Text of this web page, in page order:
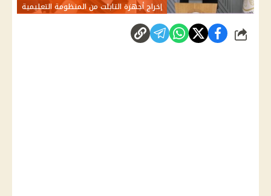
إخراج أجهزة التابلت من المنظومة التعليمية
شارك